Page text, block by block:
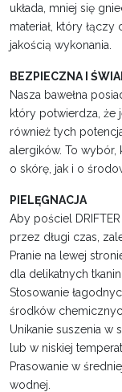
układa, mniej się
materiał, który
jakością wykonania.
BEZPIECZNA I
Nasza bawełna
który potwierdza, że
również tych
alergików. To wybór,
o skórę, jak i o
PIELĘGNACJA
Aby pościel
przez długi czas,
Pranie na lewej
dla delikatnych
Stosowanie
środków
Unikanie suszenia w
lub w niskiej
Prasowanie w
wodnej.